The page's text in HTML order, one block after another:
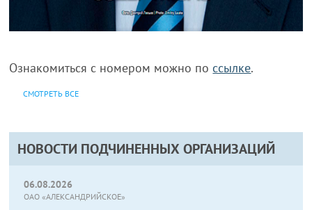
НОВОСТИ ПОДЧИНЕННЫХ ОРГАНИЗАЦИЙ
06.08.2026
ОАО «АЛЕКСАНДРИЙСКОЕ»
Ознакомиться с номером можно по ссылке.
СМОТРЕТЬ ВСЕ